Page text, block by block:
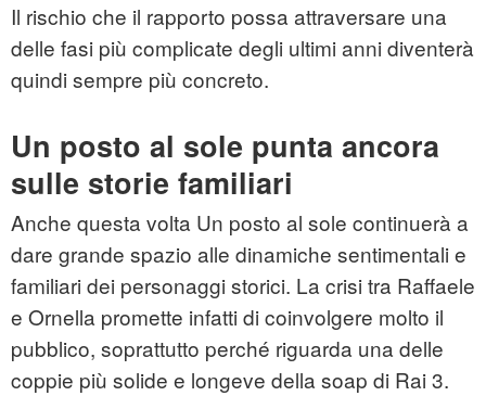
Il rischio che il rapporto possa attraversare una
delle fasi più complicate degli ultimi anni diventerà
quindi sempre più concreto.
Un posto al sole punta ancora
sulle storie familiari
Anche questa volta Un posto al sole continuerà a
dare grande spazio alle dinamiche sentimentali e
familiari dei personaggi storici. La crisi tra Raffaele
e Ornella promette infatti di coinvolgere molto il
pubblico, soprattutto perché riguarda una delle
coppie più solide e longeve della soap di Rai 3.